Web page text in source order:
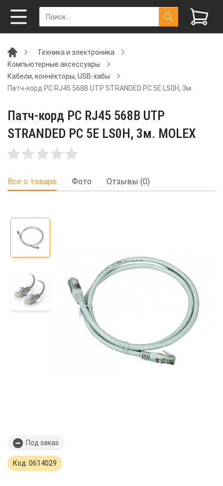
Техника и электроника
Компьютерные аксессуары
Кабели, коннекторы, USB-хабы
Патч-корд PC RJ45 568B UTP STRANDED PC 5E LS0H, 3м.
Патч-корд PC RJ45 568B UTP
STRANDED PC 5E LS0H, 3м. MOLEX
Все о товаре Фото Отзывы (0)
Под заказ
Код: 0614029